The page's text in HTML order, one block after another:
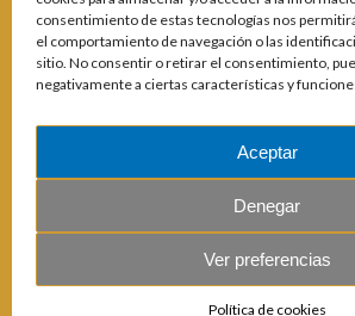
consentimiento de estas tecnologías nos
el comportamiento de navegación o las
sitio. No consentir o retirar el consentimiento,
negativamente a ciertas características y
Aceptar
Denegar
Ver preferencias
Política de cookies
Centros Comerciales
La Iglesia de San Miguel
La Ermita de Calahonda
Parque España
Parque Calahonda
Ruta de árboles singulares
Parque Canino
Calahonda de noche
Centros comerciales
Iglesia de San Miguel
La Ermita de Calahonda
Vivero de Calahonda
Revistas
Buscar:
Calle Monte Paraíso, 6, 29649 Mijas Costa.